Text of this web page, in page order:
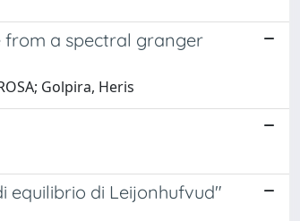
from a spectral granger
Golpira, Heris
equilibrio di Leijonhufvud"